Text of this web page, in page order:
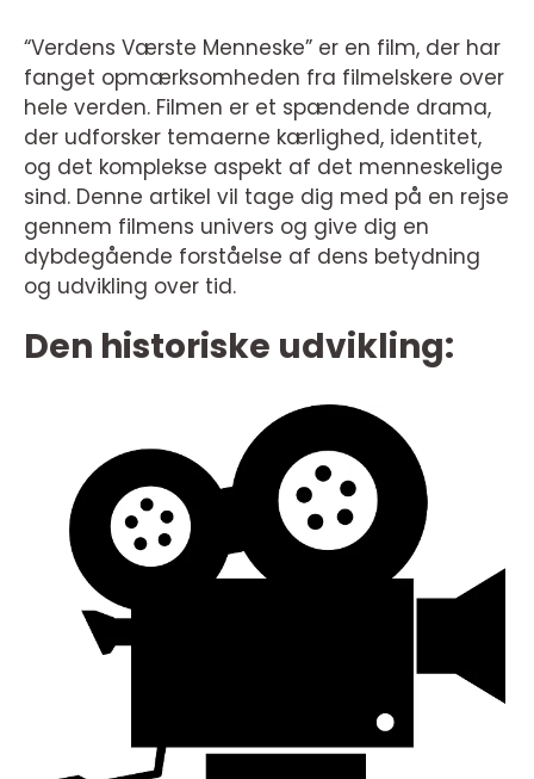
“Verdens Værste Menneske” er en film, der har
fanget opmærksomheden fra filmelskere over
hele verden. Filmen er et spændende drama,
der udforsker temaerne kærlighed, identitet,
og det komplekse aspekt af det menneskelige
sind. Denne artikel vil tage dig med på en rejse
gennem filmens univers og give dig en
dybdegående forståelse af dens betydning
og udvikling over tid.
Den historiske udvikling: